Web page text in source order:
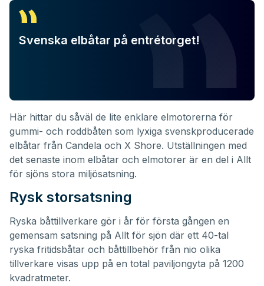
Svenska elbåtar på entrétorget!
Här hittar du såväl de lite enklare elmotorerna för
gummi- och roddbåten som lyxiga svenskproducerade
elbåtar från Candela och X Shore. Utställningen med
det senaste inom elbåtar och elmotorer är en del i Allt
för sjöns stora miljösatsning.
Rysk storsatsning
Ryska båttillverkare gör i år för första gången en
gemensam satsning på Allt för sjön där ett 40-tal
ryska fritidsbåtar och båttillbehör från nio olika
tillverkare visas upp på en total paviljongyta på 1200
kvadratmeter.